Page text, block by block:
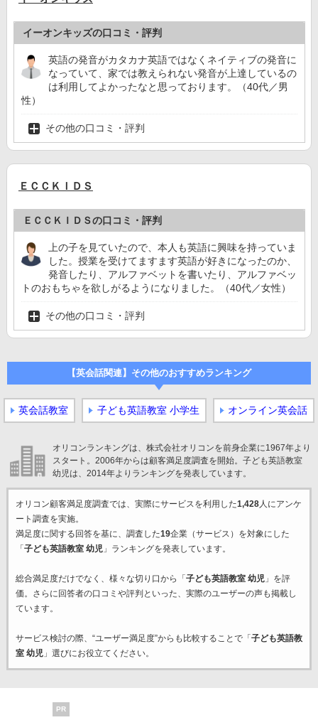
イーオンキッズの口コミ・評判
英語の発音がカタカナ英語ではなくネイティブの発音に
なっていて、家では教えられない発音が上達しているの
は利用してよかったなと思っております。（40代／男
性）
その他の口コミ・評判
ＥＣＣＫＩＤＳ
ＥＣＣＫＩＤＳの口コミ・評判
上の子を見ていたので、本人も英語に興味を持っていま
した。授業を受けてますます英語が好きになったのか、
発音したり、アルファベットを書いたり、アルファベッ
トのおもちゃを欲しがるようになりました。（40代／女性）
その他の口コミ・評判
【英会話関連】その他のおすすめランキング
英会話教室 子ども英語教室 小学生 オンライン英会話
オリコンランキングは、株式会社オリコンを前身企業に1967年より
スタート。2006年からは顧客満足度調査を開始。子ども英語教室
幼児は、2014年よりランキングを発表しています。
オリコン顧客満足度調査では、実際にサービスを利用した1,428人にアンケ
ート調査を実施。
満足度に関する回答を基に、調査した19企業（サービス）を対象にした
「 子ども英語教室 幼児」ランキングを発表しています。
総合満足度だけでなく、様々な切り口から「 子ども英語教室 幼児」を評
価。さらに回答者の口コミや評判といった、実際のユーザーの声も掲載し
ています。
サービス検討の際、“ユーザー満足度”からも比較することで「 子ども英語教
室 幼児」選びにお役立てください。
PR